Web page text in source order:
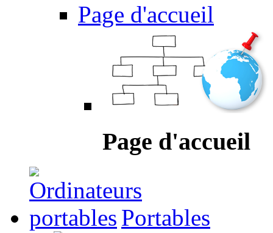
Page d'accueil
Page d'accueil
Portables